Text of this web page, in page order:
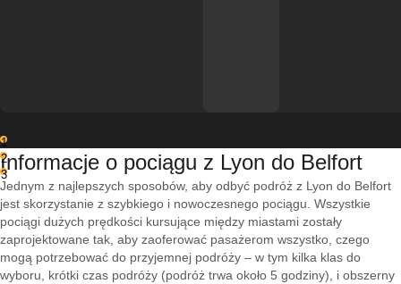
1
2
3
Informacje o pociągu z Lyon do Belfort
Jednym z najlepszych sposobów, aby odbyć podróż z Lyon do Belfort
jest skorzystanie z szybkiego i nowoczesnego pociągu. Wszystkie
pociągi dużych prędkości kursujące między miastami zostały
zaprojektowane tak, aby zaoferować pasażerom wszystko, czego
mogą potrzebować do przyjemnej podróży – w tym kilka klas do
wyboru, krótki czas podróży (podróż trwa około 5 godziny), i obszerny